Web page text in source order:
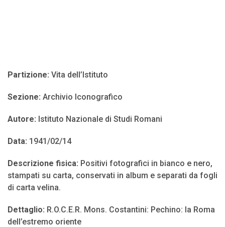
Partizione: Vita dell’Istituto
Sezione: Archivio Iconografico
Autore: Istituto Nazionale di Studi Romani
Data: 1941/02/14
Descrizione fisica: Positivi fotografici in bianco e nero,
stampati su carta, conservati in album e separati da fogli
di carta velina.
Dettaglio: R.O.C.E.R. Mons. Costantini: Pechino: la Roma
dell’estremo oriente